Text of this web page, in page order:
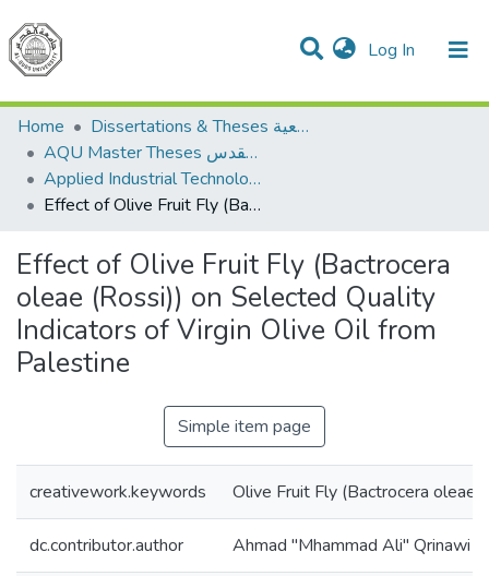
Log In (current)
Communities & Collections
All of DSpace
Home
Dissertations & Theses الرسائل الجامعية
AQU Master Theses الرسائل الجامعية الخاصة بجامعة القدس
Applied Industrial Technology التكنولوجيا التطبيقية والصناعية
Effect of Olive Fruit Fly (Bactrocera oleae (Rossi)) on Selected Quality Indicators of Virgin Olive Oil from Palestine
Effect of Olive Fruit Fly (Bactrocera
oleae (Rossi)) on Selected Quality
Indicators of Virgin Olive Oil from
Palestine
Simple item page
creativework.keywords Olive Fruit Fly (Bactrocera oleae
dc.contributor.author Ahmad "Mhammad Ali" Qrinawi